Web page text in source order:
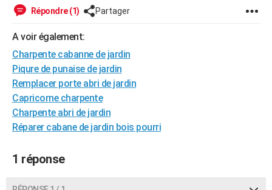
Destinations
City break
Voyage nature
Voyage de noces
Forum
Climat
BONS PLANS
CARTE DE VOEUX
Carte de Noël
Carte Bonne année
Carte Saint-Valentin
Carte Pâques
Carte d'anniversaire
DICTIONNAIRE
COPAINS D'AVANT
Répondre (1) Partager
A voir également:
Charpente cabanne de jardin
Piqure de punaise de jardin
Remplacer porte abri de jardin
Capricorne charpente
Charpente abri de jardin
Réparer cabane de jardin bois pourri
1 réponse